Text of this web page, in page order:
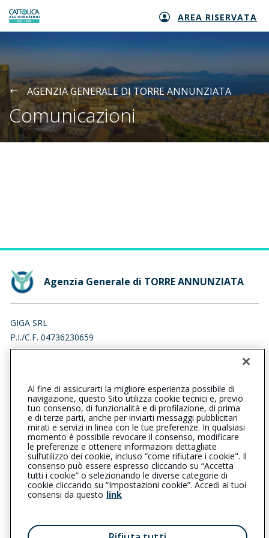
Generali logo AREA RISERVATA
AGENZIA GENERALE DI TORRE ANNUNZIATA
Comunicazioni
Agenzia Generale di TORRE ANNUNZIATA
GIGA SRL
P.I./C.F. 04736230659
VIA TERZE 10, 84018 SCAFATI (SA)
0818611279 0818611279
torreannunziata@cattolica.it
gigasrl3@legalmail.it
L’intermediario è soggetto al controllo dell’IVASS. Consulta il
Registro RUI al seguentelink
Privacy | Cookie | Il Gruppo Generali
Al fine di assicurarti la migliore esperienza possibile di
navigazione, questo Sito utilizza cookie tecnici e, previo
tuo consenso, di funzionalità e di profilazione, di prima
e di terze parti, anche per inviarti messaggi pubblicitari
mirati e servizi in linea con le tue preferenze. In qualsiasi
momento è possibile revocare il consenso, modificare
le preferenze e ottenere informazioni dettagliate
sull’utilizzo dei cookie, incluso “come rifiutare i cookie". Il
consenso può essere espresso cliccando su “Accetta
tutti i cookie” o selezionando le diverse categorie di
cookie cliccando su “Impostazioni cookie”. Accedi ai tuoi
consensi da questo link